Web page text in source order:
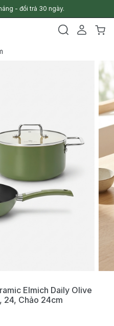
- đổi trả 30 ngày.
Elmich Daily Olive
24, Chảo 24cm